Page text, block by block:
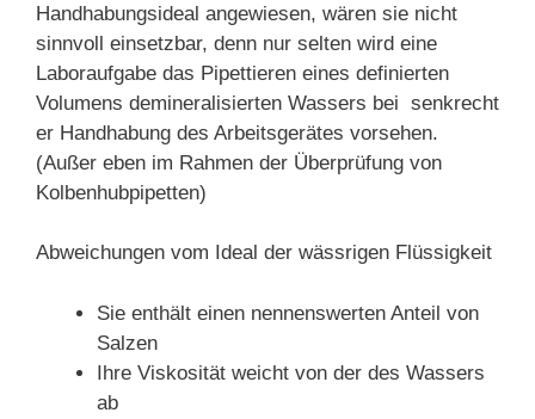
Handhabungsideal angewiesen, wären sie nicht
sinnvoll einsetzbar, denn nur selten wird eine
Laboraufgabe das Pipettieren eines definierten
Volumens demineralisierten Wassers bei senkrecht
er Handhabung des Arbeitsgerätes vorsehen.
(Außer eben im Rahmen der Überprüfung von
Kolbenhubpipetten)
Abweichungen vom Ideal der wässrigen Flüssigkeit
Sie enthält einen nennenswerten Anteil von
Salzen
Ihre Viskosität weicht von der des Wassers
ab